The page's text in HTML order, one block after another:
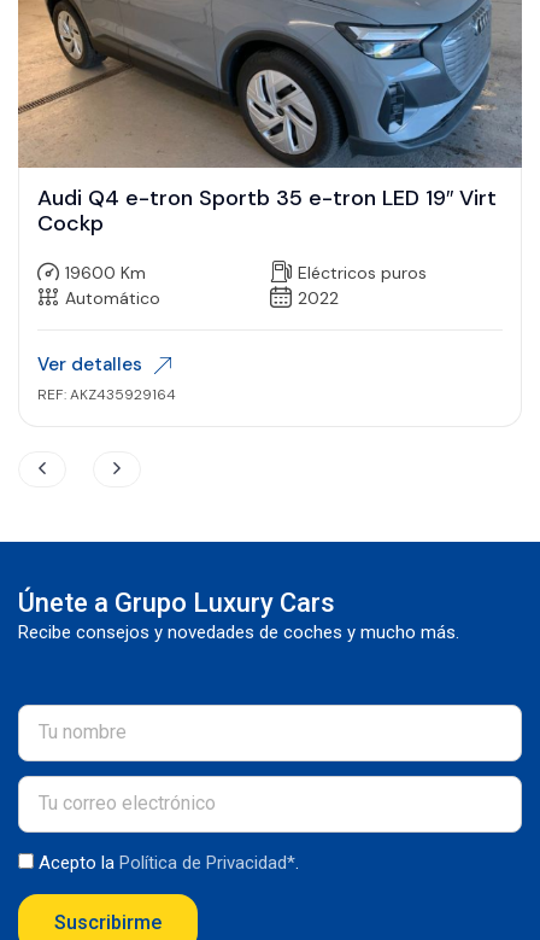
Audi Q4 e-tron Sportb 35 e-tron LED 19″ Virt
Cockp
19600 Km
Eléctricos puros
Automático
2022
Ver detalles
REF: AKZ435929164
Únete a Grupo Luxury Cars
Recibe consejos y novedades de coches y mucho más.
Acepto la Política de Privacidad*
Suscribirme